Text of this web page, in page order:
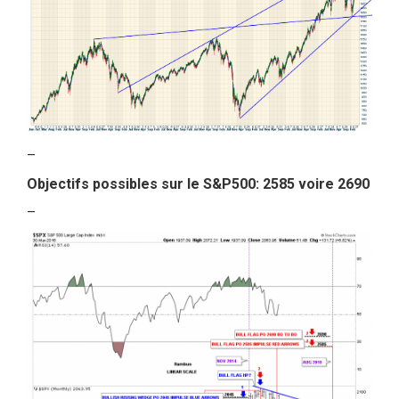
–
Objectifs possibles sur le S&P500: 2585 voire 2690
–